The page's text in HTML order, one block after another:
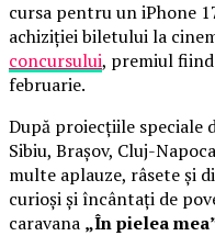
cursa pentru un iPhone
achiziției biletului la
concursului, premiul
februarie.
După proiecțiile speciale
Sibiu, Brașov, Cluj-
multe aplauze, râsete și
curioși și încântați de
caravana „În pielea